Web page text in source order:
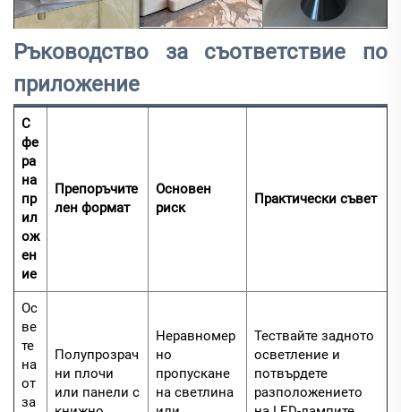
Ръководство за съответствие по
приложение
С
фе
ра
на
пр
ил
ож
ен
ие
Препоръчите
лен формат
Основен
риск
Практически съвет
Ос
ве
те
на
от
за
Полупрозрач
ни плочи
или панели с
Неравномер
но
пропускане
на светлина
Тествайте задното
осветление и
потвърдете
разположението